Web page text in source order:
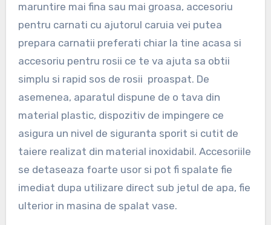
maruntire mai fina sau mai groasa, accesoriu
pentru carnati cu ajutorul caruia vei putea
prepara carnatii preferati chiar la tine acasa si
accesoriu pentru rosii ce te va ajuta sa obtii
simplu si rapid sos de rosii proaspat. De
asemenea, aparatul dispune de o tava din
material plastic, dispozitiv de impingere ce
asigura un nivel de siguranta sporit si cutit de
taiere realizat din material inoxidabil. Accesoriile
se detaseaza foarte usor si pot fi spalate fie
imediat dupa utilizare direct sub jetul de apa, fie
ulterior in masina de spalat vase.